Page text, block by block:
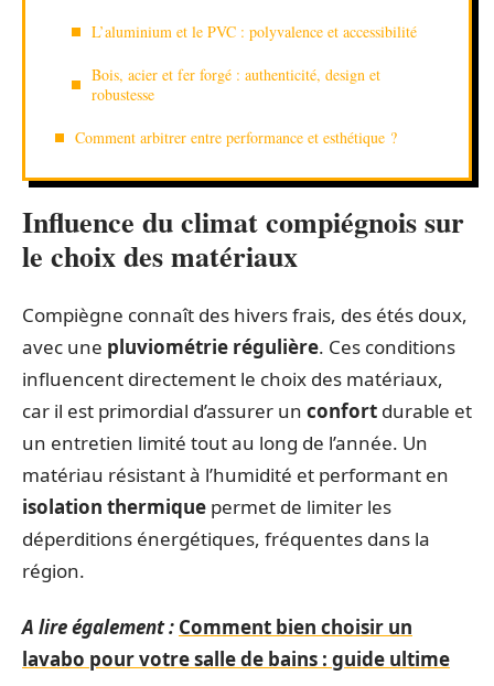
L’aluminium et le PVC : polyvalence et accessibilité
Bois, acier et fer forgé : authenticité, design et
robustesse
Comment arbitrer entre performance et esthétique ?
Influence du climat compiégnois sur
le choix des matériaux
Compiègne connaît des hivers frais, des étés doux,
avec une pluviométrie régulière. Ces conditions
influencent directement le choix des matériaux,
car il est primordial d’assurer un confort durable et
un entretien limité tout au long de l’année. Un
matériau résistant à l’humidité et performant en
isolation thermique permet de limiter les
déperditions énergétiques, fréquentes dans la
région.
A lire également : Comment bien choisir un
lavabo pour votre salle de bains : guide ultime